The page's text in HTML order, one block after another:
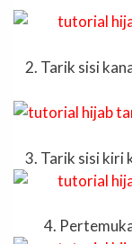
2. Tarik sisi
3. Tarik sisi kiri
4.